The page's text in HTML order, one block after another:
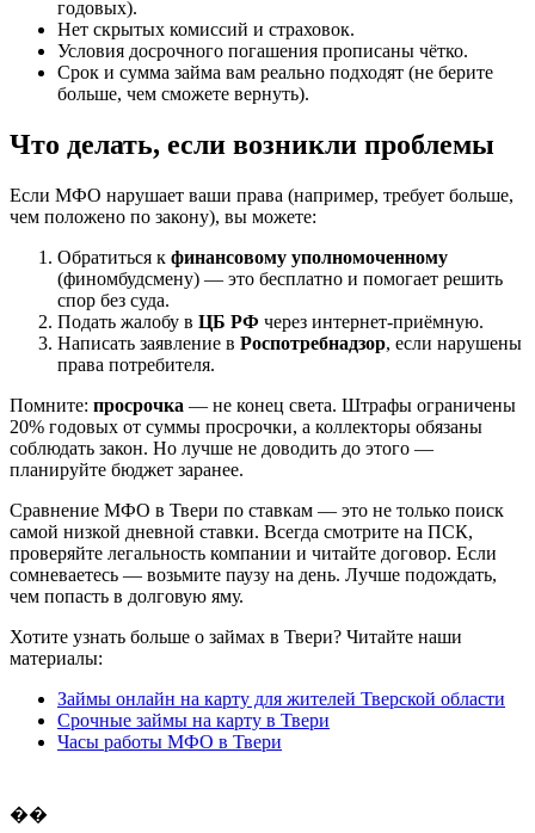
годовых).
Нет скрытых комиссий и страховок.
Условия досрочного погашения прописаны чётко.
Срок и сумма займа вам реально подходят (не берите
больше, чем сможете вернуть).
Что делать, если возникли проблемы
Если МФО нарушает ваши права (например, требует больше,
чем положено по закону), вы можете:
Обратиться к финансовому уполномоченному
(финомбудсмену) — это бесплатно и помогает решить
спор без суда.
Подать жалобу в ЦБ РФ через интернет-приёмную.
Написать заявление в Роспотребнадзор, если нарушены
права потребителя.
Помните: просрочка — не конец света. Штрафы ограничены
20% годовых от суммы просрочки, а коллекторы обязаны
соблюдать закон. Но лучше не доводить до этого —
планируйте бюджет заранее.
Сравнение МФО в Твери по ставкам — это не только поиск
самой низкой дневной ставки. Всегда смотрите на ПСК,
проверяйте легальность компании и читайте договор. Если
сомневаетесь — возьмите паузу на день. Лучше подождать,
чем попасть в долговую яму.
Хотите узнать больше о займах в Твери? Читайте наши
материалы:
Займы онлайн на карту для жителей Тверской области
Срочные займы на карту в Твери
Часы работы МФО в Твери
��